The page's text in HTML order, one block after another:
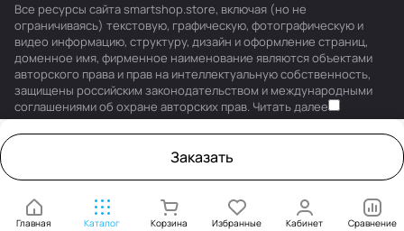
Заказать
Главная Каталог Корзина Избранные Кабинет Сравнение
Все ресурсы сайта smartshop.store, включая (но не
ограничиваясь) текстовую, графическую, фотографическую и
видео информацию, структуру, дизайн и оформление страниц,
доменное имя, фирменное наименование являются объектами
авторского права и прав на интеллектуальную собственность,
защищены российским законодательством и международными
соглашениями об охране авторских прав. Читать далее